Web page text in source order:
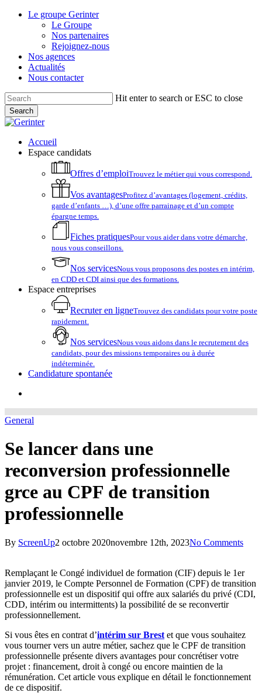
Skip
Le groupe Gerinter
Le Groupe
Nos partenaires
Rejoignez-nous
Nos agences
Actualités
Nous contacter
Hit enter to search or ESC to close
Search
Close
account
Menu
Accueil
Espace candidats
Offres d’emploiTrouvez le métier qui vous correspond.
Vos avantagesProfitez d’avantages (logement, crédits,
garde d’enfants …), d’une offre parrainage et d’un compte
épargne temps.
Fiches pratiquesPour vous aider dans votre démarche,
nous vous conseillons.
Nos servicesNous vous proposons des postes en intérim,
en CDD et CDI ainsi que des formations.
Espace entreprises
Recruter en ligneTrouvez des candidats pour votre poste
rapidement.
Nos servicesNous vous aidons dans le recrutement des
candidats, pour des missions temporaires ou à durée
indéterminée.
Candidature spontanée
General
Se lancer dans une
reconversion professionnelle
grce au CPF de transition
professionnelle
By ScreenUp2 octobre 2020novembre 12th, 2023No Comments
Remplaçant le Congé individuel de formation (CIF) depuis le 1er
janvier 2019, le Compte Personnel de Formation (CPF) de transition
professionnelle est un dispositif qui offre aux salariés du privé (CDI,
CDD, intérim ou intermittents) la possibilité de se reconvertir
professionnellement.
Si vous êtes en contrat d’intérim sur Brest et que vous souhaitez
vous tourner vers un autre métier, sachez que le CPF de transition
professionnelle présente divers avantages pour concrétiser votre
projet : financement, droit à congé ou encore maintien de la
rémunération. Cet article vous explique en détail le fonctionnement
de ce dispositif.